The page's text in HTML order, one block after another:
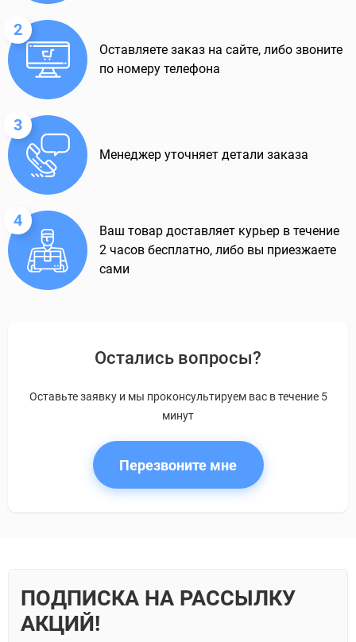
2
Оставляете заказ на сайте, либо звоните
по номеру телефона
3
Менеджер уточняет детали заказа
4
Ваш товар доставляет курьер в течение
2 часов бесплатно, либо вы приезжаете
сами
Остались вопросы?
Оставьте заявку и мы проконсультируем вас в течение 5
минут
Перезвоните мне
ПОДПИСКА НА РАССЫЛКУ
АКЦИЙ!